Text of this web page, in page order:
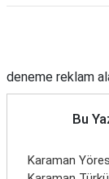
deneme reklam
Bu
Karaman